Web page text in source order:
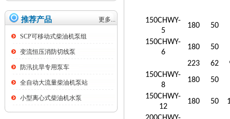
推荐产品 更多...
SCP可移动式柴油机泵组
变流恒压消防切线泵
防汛抗旱专用泵车
全自动大流量柴油机泵站
小型离心式柴油机水泵
150CHWY-
5
180
50
150CHWY-
6
180
50
223
62
150CHWY-
8
180
50
150CHWY-
12
180 50